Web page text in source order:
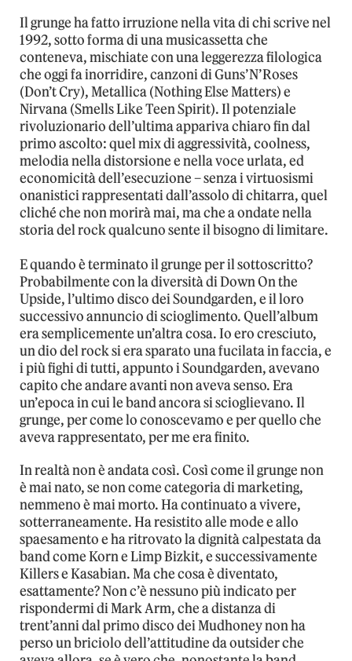
Il grunge ha fatto irruzione nella vita di chi scrive nel
1992, sotto forma di una musicassetta che
conteneva, mischiate con una leggerezza filologica
che oggi fa inorridire, canzoni di Guns’N’Roses
(Don’t Cry), Metallica (Nothing Else Matters) e
Nirvana (Smells Like Teen Spirit). Il potenziale
rivoluzionario dell’ultima appariva chiaro fin dal
primo ascolto: quel mix di aggressività, coolness,
melodia nella distorsione e nella voce urlata, ed
economicità dell’esecuzione – senza i virtuosismi
onanistici rappresentati dall’assolo di chitarra, quel
cliché che non morirà mai, ma che a ondate nella
storia del rock qualcuno sente il bisogno di limitare.
E quando è terminato il grunge per il sottoscritto?
Probabilmente con la diversità di Down On the
Upside, l’ultimo disco dei Soundgarden, e il loro
successivo annuncio di scioglimento. Quell’album
era semplicemente un’altra cosa. Io ero cresciuto,
un dio del rock si era sparato una fucilata in faccia, e
i più fighi di tutti, appunto i Soundgarden, avevano
capito che andare avanti non aveva senso. Era
un’epoca in cui le band ancora si scioglievano. Il
grunge, per come lo conoscevamo e per quello che
aveva rappresentato, per me era finito.
In realtà non è andata così. Così come il grunge non
è mai nato, se non come categoria di marketing,
nemmeno è mai morto. Ha continuato a vivere,
sotterraneamente. Ha resistito alle mode e allo
spaesamento e ha ritrovato la dignità calpestata da
band come Korn e Limp Bizkit, e successivamente
Killers e Kasabian. Ma che cosa è diventato,
esattamente? Non c’è nessuno più indicato per
rispondermi di Mark Arm, che a distanza di
trent’anni dal primo disco dei Mudhoney non ha
perso un briciolo dell’attitudine da outsider che